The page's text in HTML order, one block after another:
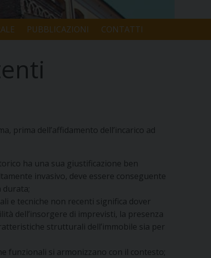
PUBBLICAZIONI CONTATTI
prima dell’affidamento dell’incarico ad
ha una sua giustificazione ben
invasivo, deve essere conseguente
durata;
e tecniche non recenti significa dover
dell’insorgere di imprevisti, la presenza
strutturali dell’immobile sia per
funzionali si armonizzano con il contesto;